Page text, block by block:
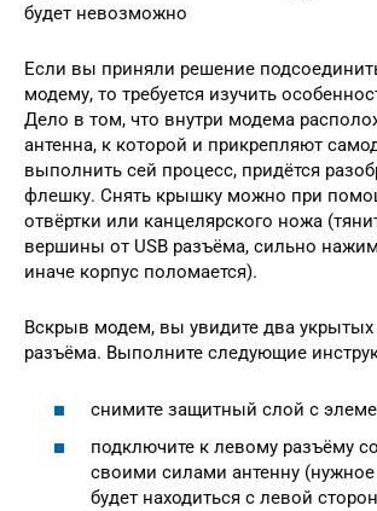
будет невозможно
Если вы приняли решение
модему, то требуется изучить
Дело в том, что внутри модема
антенна, к которой и прикрепляют
выполнить сей процесс, придётся
флешку. Снять крышку можно при
отвёртки или канцелярского ножа
вершины от USB разъёма, сильно
иначе корпус поломается).
Вскрыв модем, вы увидите два укрытых
разъёма. Выполните следующие
снимите защитный слой с
подключите к левому разъёму
своими силами антенну
будет находиться с левой